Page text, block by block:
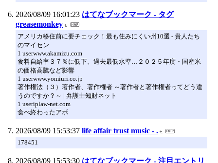
2026/08/09 16:01:23 はてなブックマーク - タグ
greasemonkey
アメリカ移住前に要チェック！最も住みにくい州10選 - 貴人たち
のマイセン
1 userwww.akamizu.com
食料自給率３７％に低下、過去最低水準…２０２５年度・国産米
の価格高騰など影響
1 userwww.yomiuri.co.jp
著作権法（３）著作者、著作権者 ～著作者と著作権者ってどう違
うのですか？～ | 弁護士知財ネット
1 useriplaw-net.com
食べ終わったアボ
2026/08/09 15:53:37 life affair trust music - .
178451
2026/08/09 15:53:30 はてなブックマーク - 注目エントリ